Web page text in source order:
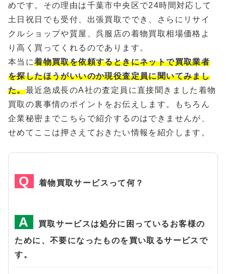
めです。その理由は千葉市中央区で24時間対応して
土日祝日でも受付、出張買取ででき、さらにリサイ
クルショップや質屋、呉服店の着物買取相場価格よ
り高く買ってくれるのであります。
本当に着物買取を依頼するときにネットで買取業者
を探したほうがいいのか現役査定員に聞いてみまし
た。最近急成長のA社の査定員に直接聞きました着物
買取の裏事情のポイントをお伝えします。もちろん
企業秘密までこちらで紹介するのはできませんが、
せめてここは押さえておきたい情報を紹介します。
着物買取サービスって何？
買取サービスは処分に困っているお客様の
ために、不要になったものを買い取るサービスで
す。